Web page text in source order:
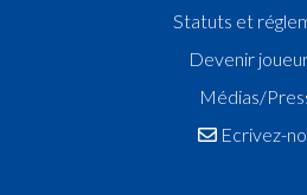
Statuts et
Devenir
Médias/
Ecrivez-